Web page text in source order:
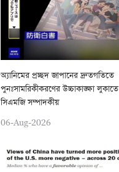
অ্যানিমের প্রচ্ছদ জাপানের দ্রুতগতিতে
পুনঃসামরিকীকরণের উচ্চাকাঙ্ক্ষা
সিএমজি সম্পাদকীয়
06-Aug-2026